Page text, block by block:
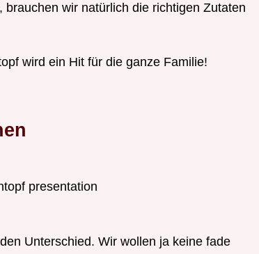
wir natürlich die richtigen Zutaten
wird ein Hit für die ganze Familie!
Unterschied. Wir wollen ja keine fade